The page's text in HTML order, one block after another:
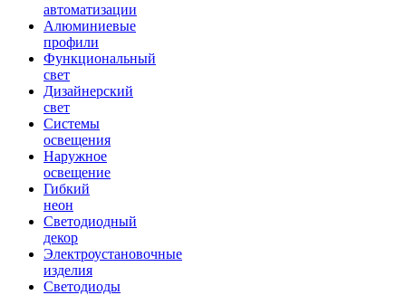
автоматизации
Алюминиевые
профили
Функциональный
свет
Дизайнерский
свет
Системы
освещения
Наружное
освещение
Гибкий
неон
Светодиодный
декор
Электроустановочные
изделия
Светодиоды